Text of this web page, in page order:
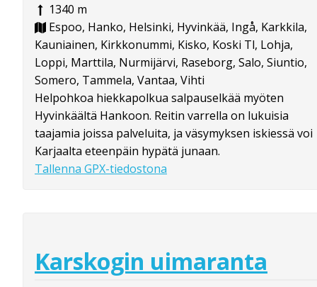
1340 m
Espoo, Hanko, Helsinki, Hyvinkää, Ingå, Karkkila,
Kauniainen, Kirkkonummi, Kisko, Koski Tl, Lohja,
Loppi, Marttila, Nurmijärvi, Raseborg, Salo, Siuntio,
Somero, Tammela, Vantaa, Vihti
Helpohkoa hiekkapolkua salpauselkää myöten
Hyvinkäältä Hankoon. Reitin varrella on lukuisia
taajamia joissa palveluita, ja väsymyksen iskiessä voi
Karjaalta eteenpäin hypätä junaan.
Tallenna GPX-tiedostona
Karskogin uimaranta